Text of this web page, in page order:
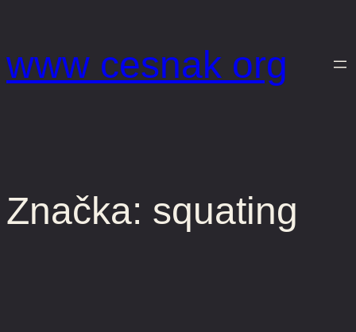
obsah
www cesnak org
Značka: squating